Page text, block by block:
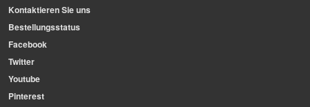
Kontaktieren Sie uns
Bestellungsstatus
Facebook
Twitter
Youtube
Pinterest